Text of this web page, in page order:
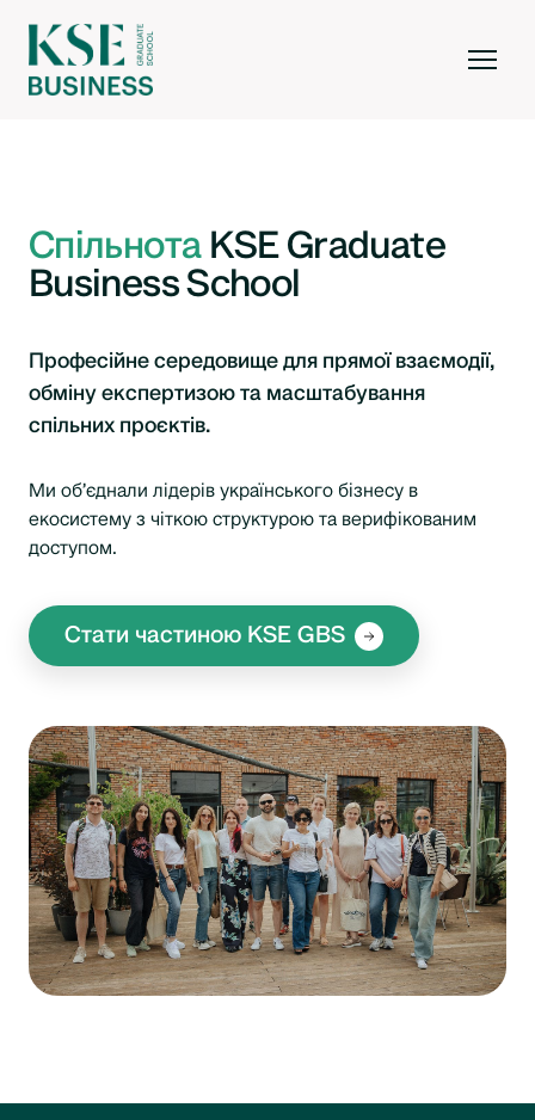
СпільнотаKSE Graduate
Business School
Професійне середовище для прямої взаємодії,
обміну експертизою та масштабування
спільних проєктів.
Ми об’єднали лідерів українського бізнесу в
екосистему з чіткою структурою та верифікованим
доступом.
Стати частиною KSE GBS